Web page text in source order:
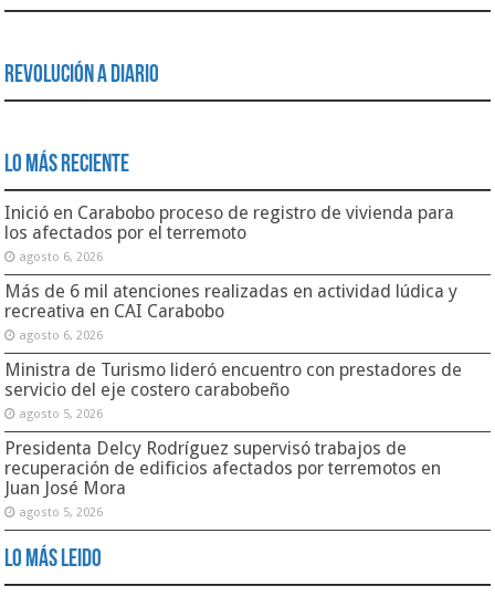
Revolución a Diario
Lo Más Reciente
Inició en Carabobo proceso de registro de vivienda para
los afectados por el terremoto
agosto 6, 2026
Más de 6 mil atenciones realizadas en actividad lúdica y
recreativa en CAI Carabobo
agosto 6, 2026
Ministra de Turismo lideró encuentro con prestadores de
servicio del eje costero carabobeño
agosto 5, 2026
Presidenta Delcy Rodríguez supervisó trabajos de
recuperación de edificios afectados por terremotos en
Juan José Mora
agosto 5, 2026
Lo Más Leido